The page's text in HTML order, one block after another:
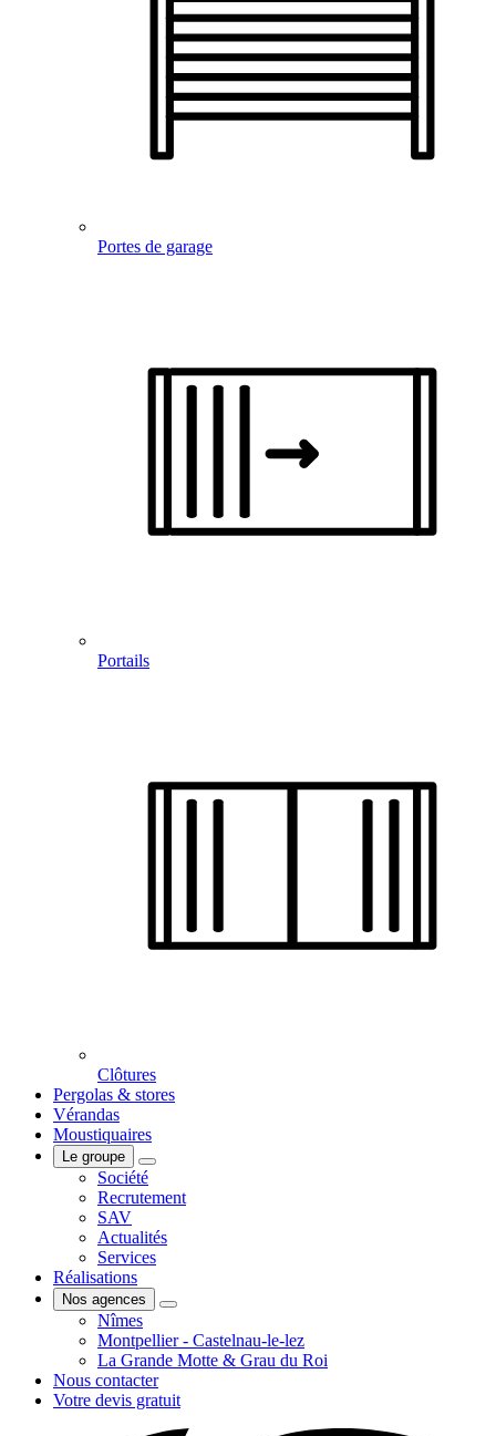
Portes de garage
Portails
Clôtures
Pergolas & stores
Vérandas
Moustiquaires
Le groupe
Société
Recrutement
SAV
Actualités
Services
Réalisations
Nos agences
Nîmes
Montpellier - Castelnau-le-lez
La Grande Motte & Grau du Roi
Nous contacter
Votre devis gratuit